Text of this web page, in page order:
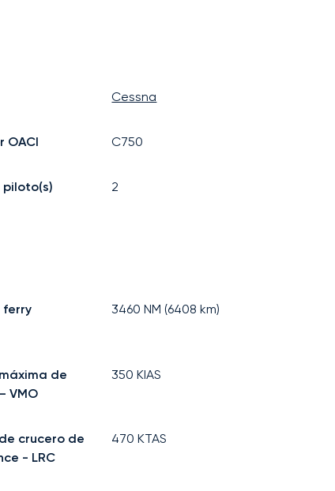
Cessna
OACI C750
piloto(s) 2
ferry 3460 NM (6408 km)
de
VMO
350 KIAS
crucero de
- LRC
470 KTAS